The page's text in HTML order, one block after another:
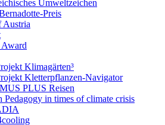
Umweltzeichen
Preis
Austria
Klimagärten³
Kletterpflanzen-Navigator
PLUS Reisen
Pedagogy in times of climate crisis